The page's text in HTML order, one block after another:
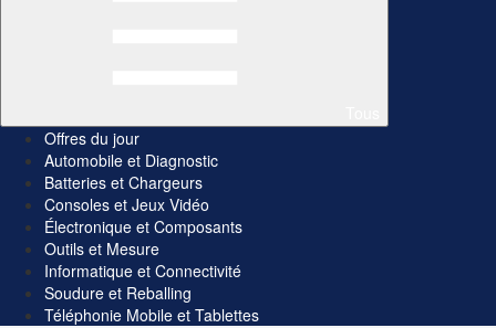
Offres du jour
Automobile et Diagnostic
Batteries et Chargeurs
Consoles et Jeux Vidéo
Électronique et Composants
Outils et Mesure
Informatique et Connectivité
Soudure et Reballing
Téléphonie Mobile et Tablettes